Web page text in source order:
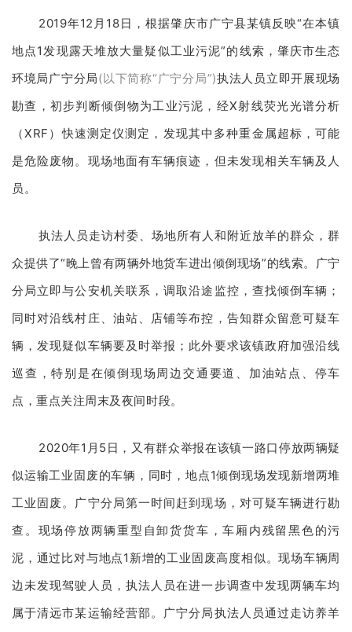
2019年12月18日，根据肇庆市广宁县某镇反映“在本镇
地点1发现露天堆放大量疑似工业污泥”的线索，肇庆市生态
环境局广宁分局(以下简称“广宁分局”)执法人员立即开展现场
勘查，初步判断倾倒物为工业污泥，经X射线荧光光谱分析
（XRF）快速测定仪测定，发现其中多种重金属超标，可能
是危险废物。现场地面有车辆痕迹，但未发现相关车辆及人
员。
执法人员走访村委、场地所有人和附近放羊的群众，群
众提供了“晚上曾有两辆外地货车进出倾倒现场”的线索。广宁
分局立即与公安机关联系，调取沿途监控，查找倾倒车辆；
同时对沿线村庄、油站、店铺等布控，告知群众留意可疑车
辆，发现疑似车辆要及时举报；此外要求该镇政府加强沿线
巡查，特别是在倾倒现场周边交通要道、加油站点、停车
点，重点关注周末及夜间时段。
2020年1月5日，又有群众举报在该镇一路口停放两辆疑
似运输工业固废的车辆，同时，地点1倾倒现场发现新增两堆
工业固废。广宁分局第一时间赶到现场，对可疑车辆进行勘
查。现场停放两辆重型自卸货货车，车厢内残留黑色的污
泥，通过比对与地点1新增的工业固废高度相似。现场车辆周
边未发现驾驶人员，执法人员在进一步调查中发现两辆车均
属于清远市某运输经营部。广宁分局执法人员通过走访养羊